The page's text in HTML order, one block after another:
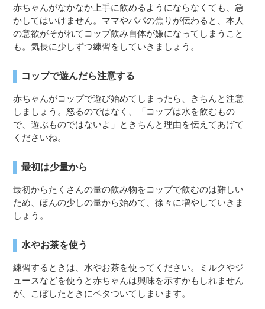
赤ちゃんがなかなか上手に飲めるようにならなくても、急
かしてはいけません。ママやパパの焦りが伝わると、本人
の意欲がそがれてコップ飲み自体が嫌になってしまうこと
も。気長に少しずつ練習をしていきましょう。
コップで遊んだら注意する
赤ちゃんがコップで遊び始めてしまったら、きちんと注意
しましょう。怒るのではなく、「コップは水を飲むもの
で、遊ぶものではないよ」ときちんと理由を伝えてあげて
くださいね。
最初は少量から
最初からたくさんの量の飲み物をコップで飲むのは難しい
ため、ほんの少しの量から始めて、徐々に増やしていきま
しょう。
水やお茶を使う
練習するときは、水やお茶を使ってください。ミルクやジ
ュースなどを使うと赤ちゃんは興味を示すかもしれません
が、こぼしたときにベタついてしまいます。